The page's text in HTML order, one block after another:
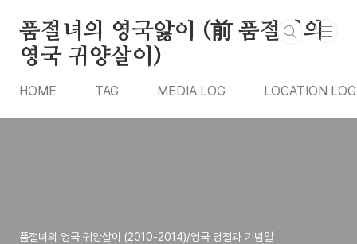
품절녀의 영국앓이 (前 품절녀의
영국 귀양살이)
HOME TAG MEDIA LOG LOCATION LOG
품절녀의 영국 귀양살이 (2010-2014)/영국 명절과 기념일